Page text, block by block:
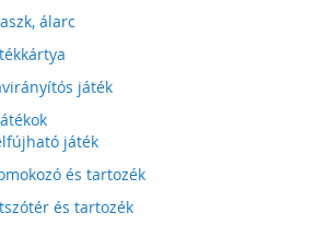
álarc
játék
játék
és tartozék
és tartozék